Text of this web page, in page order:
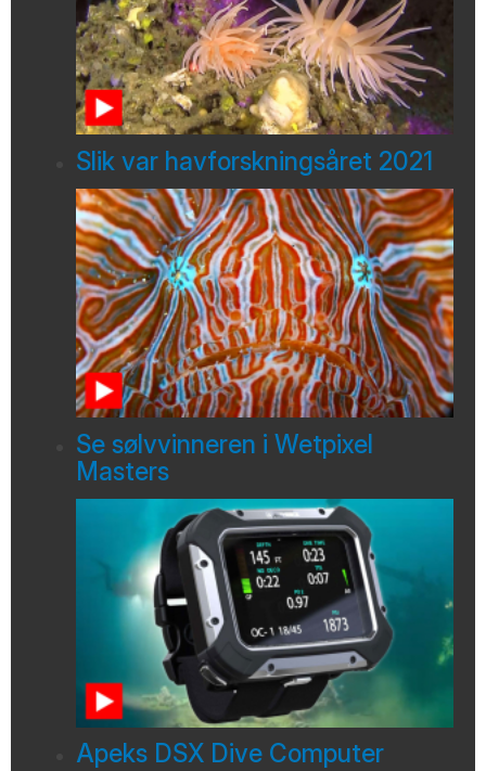
Slik var havforskningsåret 2021
Se sølvvinneren i Wetpixel
Masters
Apeks DSX Dive Computer